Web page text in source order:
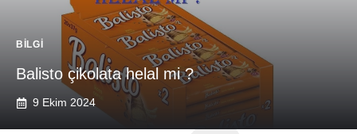
BILGI
Balisto çikolata helal mi ?
9 Ekim 2024